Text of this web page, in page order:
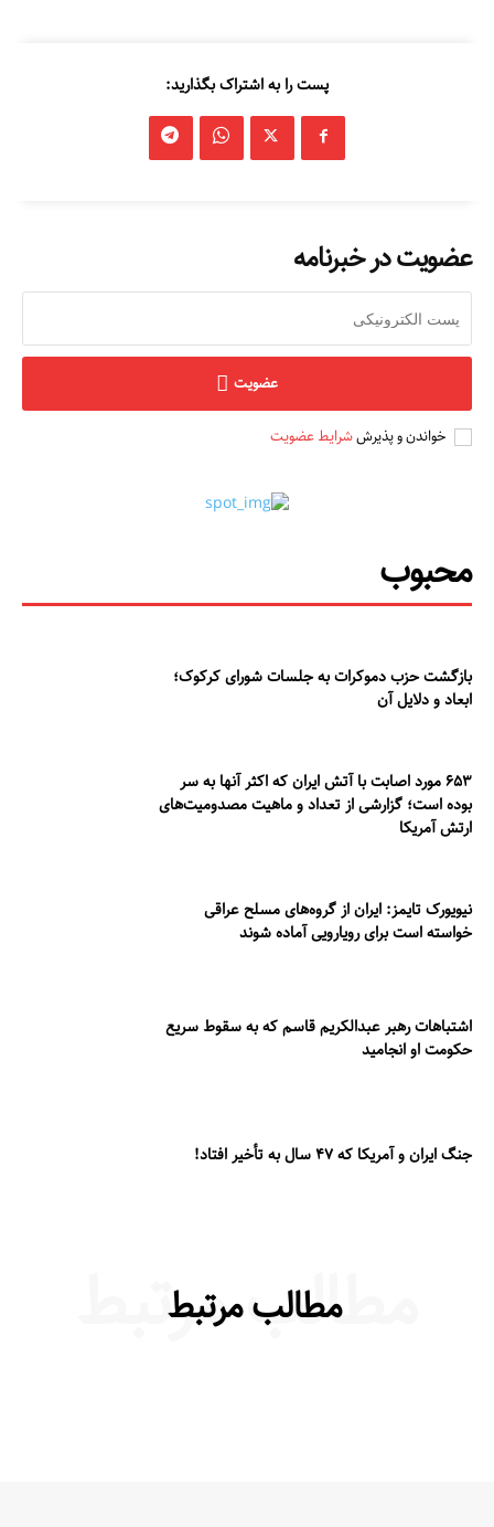
پست را به اشتراک بگذارید:
عضویت در خبرنامه
عضویت
خواندن و پذیرششرایط عضویت
محبوب
بازگشت حزب دموکرات به جلسات شورای کرکوک؛
ابعاد و دلایل آن
۶۵۳ مورد اصابت با آتش ایران که اکثر آنها به سر
بوده است؛ گزارشی از تعداد و ماهیت مصدومیت‌های
ارتش آمریکا
نیویورک تایمز: ایران از گروه‌های مسلح عراقی
خواسته است برای رویارویی آماده شوند
اشتباهات رهبر عبدالکریم قاسم که به سقوط سریع
حکومت او انجامید
جنگ ایران و آمریکا که ۴۷ سال به تأخیر افتاد!
مطالب مرتبط
مطالب مرتبط